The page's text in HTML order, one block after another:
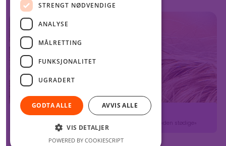
Martin Svendal
(i permisjon som dommerfullmektig) Advokat og «den stødige»
STRENGT NØDVENDIGE
ANALYSE
MÅLRETTING
FUNKSJONALITET
UGRADERT
GODTA ALLE AVVIS ALLE
VIS DETALJER
POWERED BY COOKIESCRIPT